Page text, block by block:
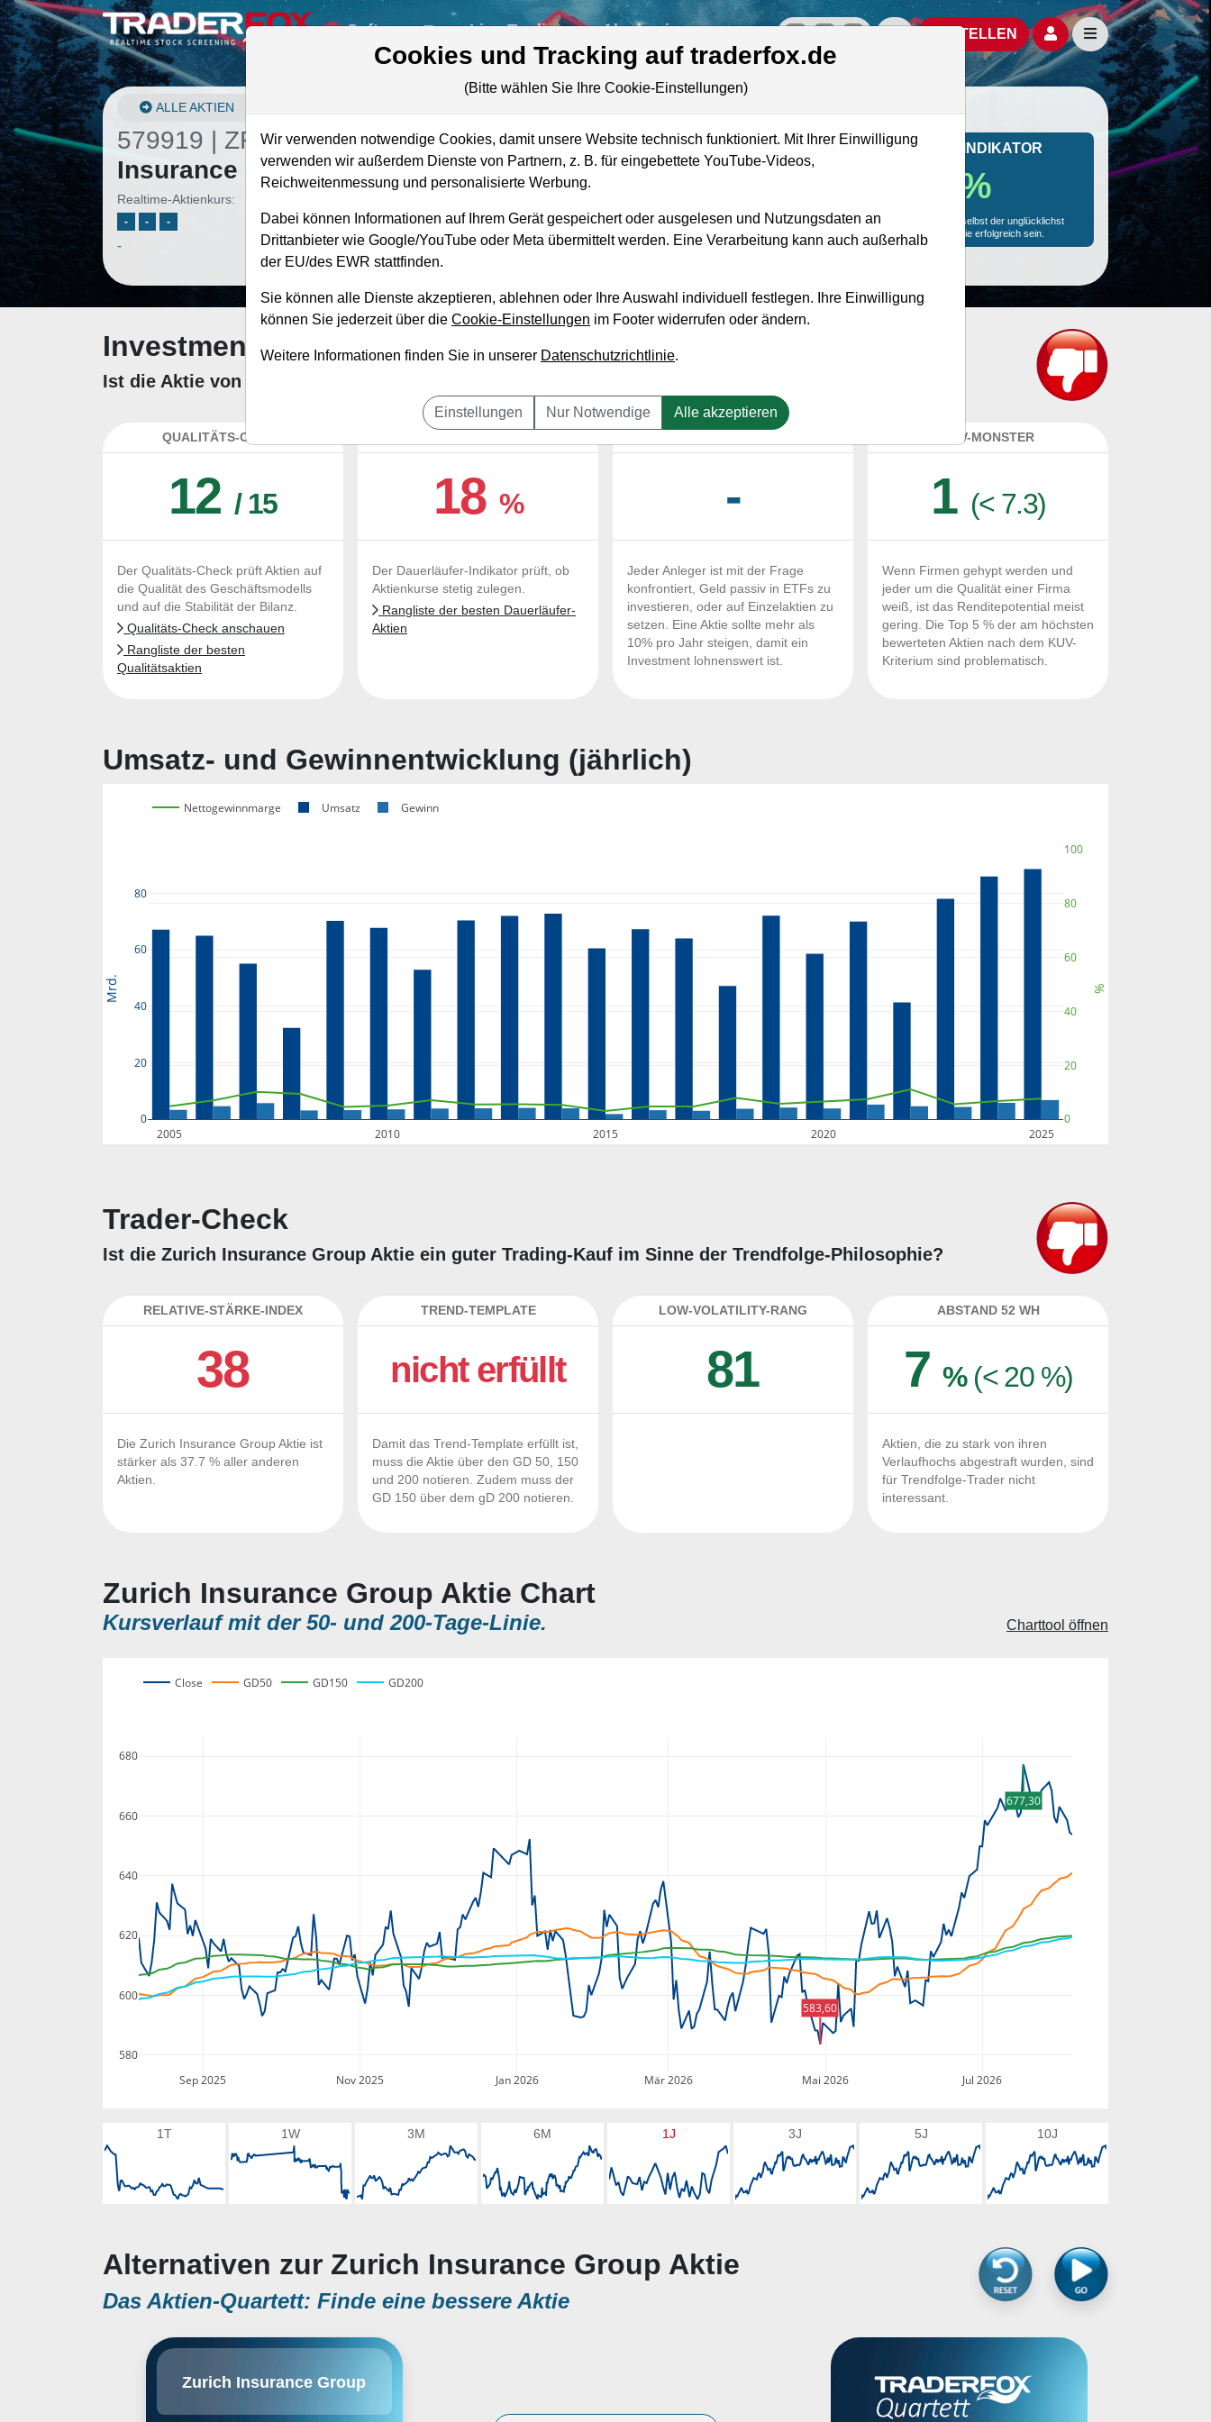
Software Live-Trading Akademie offizielle Social Media-AccountsAktien- und Artikelsuche öffnen
BESTELLEN Seitennavigation
ALLE AKTIEN
579919 | ZFIN–Zurich
Insurance Group Aktie
Realtime-Aktienkurs:
- - -
-
Marktkapitalisierung 109,45 Mrd. USD
Unternehmenswert
Umsatz 88,67 Mrd. USD
MONKEY-TRADER INDIKATOR
58.1 %
Mit 58.1 % Wahrscheinlichkeit wird selbst der unglücklichst
agierende Trader mit dieser Aktie erfolgreich sein.
Investment-Check: Kaufempfehlung?
Ist die Aktie von Zurich Insurance Group zum Kaufen und Liegenlassen geeignet?
QUALITÄTS-CHECK
12/ 15
Der Qualitäts-Check prüft Aktien auf
die Qualität des Geschäftsmodells
und auf die Stabilität der Bilanz.
Qualitäts-Check anschauen
Rangliste der besten
Qualitätsaktien
18 %
Der Dauerläufer-Indikator prüft, ob
Aktienkurse stetig zulegen.
Rangliste der besten Dauerläufer-
Aktien
-
Jeder Anleger ist mit der Frage
konfrontiert, Geld passiv in ETFs zu
investieren, oder auf Einzelaktien zu
setzen. Eine Aktie sollte mehr als
10% pro Jahr steigen, damit ein
Investment lohnenswert ist.
KUV-MONSTER
1 (< 7.3)
Wenn Firmen gehypt werden und
jeder um die Qualität einer Firma
weiß, ist das Renditepotential meist
gering. Die Top 5 % der am höchsten
bewerteten Aktien nach dem KUV-
Kriterium sind problematisch.
Umsatz- und Gewinnentwicklung (jährlich)
2005 2010 2015 2020 2025
0
20
40
60
80
0
20
40
60
80
100
Nettogewinnmarge Umsatz Gewinn
Mrd. %
Trader-Check
Ist die Zurich Insurance Group Aktie ein guter Trading-Kauf im Sinne der Trendfolge-Philosophie?
RELATIVE-STÄRKE-INDEX
38
Die Zurich Insurance Group Aktie ist
stärker als 37.7 % aller anderen
Aktien.
TREND-TEMPLATE
nicht erfüllt
Damit das Trend-Template erfüllt ist,
muss die Aktie über den GD 50, 150
und 200 notieren. Zudem muss der
GD 150 über dem gD 200 notieren.
LOW-VOLATILITY-RANG
81
ABSTAND 52 WH
7% (< 20 %)
Aktien, die zu stark von ihren
Verlaufhochs abgestraft wurden, sind
für Trendfolge-Trader nicht
interessant.
Zurich Insurance Group Aktie Chart
Kursverlauf mit der 50- und 200-Tage-Linie. Charttool öffnen
Sep 2025 Nov 2025 Jan 2026 Mär 2026 Mai 2026 Jul 2026
580
600
620
640
660
680
Close GD50 GD150 GD200
677,30
583,60
1T 1W 3M 6M 1J 3J 5J 10J
Alternativen zur Zurich Insurance Group Aktie
Das Aktien-Quartett: Finde eine bessere Aktie
Zurich Insurance Group
Versicherer, der beide Lebens-
versichert und auch Farmers
Cookies und Tracking auf traderfox.de
(Bitte wählen Sie Ihre Cookie-Einstellungen)
Wir verwenden notwendige Cookies, damit unsere Website technisch funktioniert. Mit Ihrer Einwilligung
verwenden wir außerdem Dienste von Partnern, z. B. für eingebettete YouTube-Videos,
Reichweitenmessung und personalisierte Werbung.
Dabei können Informationen auf Ihrem Gerät gespeichert oder ausgelesen und Nutzungsdaten an
Drittanbieter wie Google/YouTube oder Meta übermittelt werden. Eine Verarbeitung kann auch außerhalb
der EU/des EWR stattfinden.
Sie können alle Dienste akzeptieren, ablehnen oder Ihre Auswahl individuell festlegen. Ihre Einwilligung
können Sie jederzeit über die Cookie-Einstellungen im Footer widerrufen oder ändern.
Weitere Informationen finden Sie in unserer Datenschutzrichtlinie.
Einstellungen Nur Notwendige Alle akzeptieren